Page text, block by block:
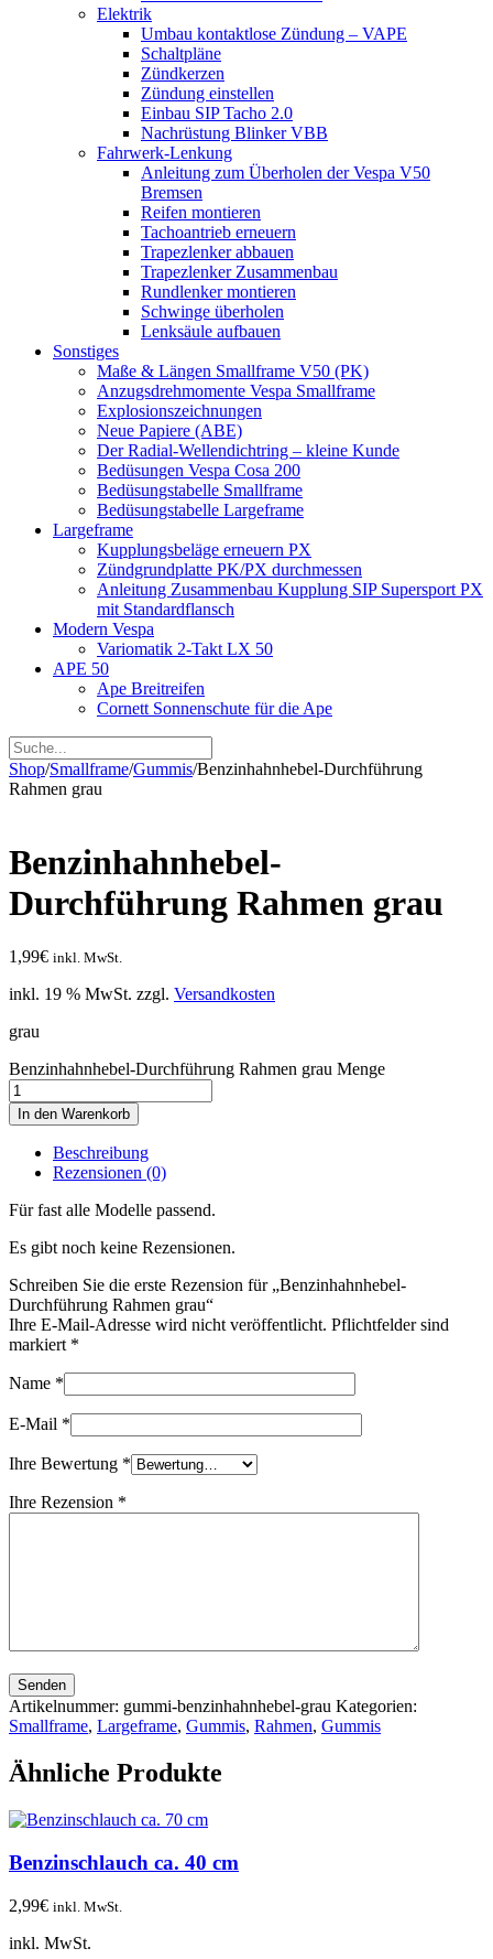
Elektrik
Umbau kontaktlose Zündung – VAPE
Schaltpläne
Zündkerzen
Zündung einstellen
Einbau SIP Tacho 2.0
Nachrüstung Blinker VBB
Fahrwerk-Lenkung
Anleitung zum Überholen der Vespa V50
Bremsen
Reifen montieren
Tachoantrieb erneuern
Trapezlenker abbauen
Trapezlenker Zusammenbau
Rundlenker montieren
Schwinge überholen
Lenksäule aufbauen
Sonstiges
Maße & Längen Smallframe V50 (PK)
Anzugsdrehmomente Vespa Smallframe
Explosionszeichnungen
Neue Papiere (ABE)
Der Radial-Wellendichtring – kleine Kunde
Bedüsungen Vespa Cosa 200
Bedüsungstabelle Smallframe
Bedüsungstabelle Largeframe
Largeframe
Kupplungsbeläge erneuern PX
Zündgrundplatte PK/PX durchmessen
Anleitung Zusammenbau Kupplung SIP Supersport PX
mit Standardflansch
Modern Vespa
Variomatik 2-Takt LX 50
APE 50
Ape Breitreifen
Cornett Sonnenschute für die Ape
Shop/Smallframe/Gummis/Benzinhahnhebel-Durchführung
Rahmen grau
Benzinhahnhebel-
Durchführung Rahmen grau
1,99€ inkl. MwSt.
inkl. 19 % MwSt. zzgl. Versandkosten
grau
Benzinhahnhebel-Durchführung Rahmen grau Menge
In den Warenkorb
Beschreibung
Rezensionen (0)
Für fast alle Modelle passend.
Es gibt noch keine Rezensionen.
Schreiben Sie die erste Rezension für „Benzinhahnhebel-
Durchführung Rahmen grau“
Ihre E-Mail-Adresse wird nicht veröffentlicht. Pflichtfelder sind
markiert *
Name *
E-Mail *
Ihre Bewertung *
Ihre Rezension *
Senden
Artikelnummer: gummi-benzinhahnhebel-grau Kategorien:
Smallframe, Largeframe, Gummis, Rahmen, Gummis
Ähnliche Produkte
Benzinschlauch ca. 40 cm
2,99€ inkl. MwSt.
inkl. MwSt.